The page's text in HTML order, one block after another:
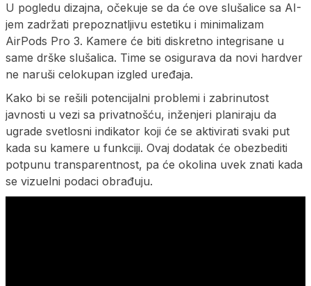
U pogledu dizajna, očekuje se da će ove slušalice sa AI-
jem zadržati prepoznatljivu estetiku i minimalizam
AirPods Pro 3. Kamere će biti diskretno integrisane u
same drške slušalica. Time se osigurava da novi hardver
ne naruši celokupan izgled uređaja.
Kako bi se rešili potencijalni problemi i zabrinutost
javnosti u vezi sa privatnošću, inženjeri planiraju da
ugrade svetlosni indikator koji će se aktivirati svaki put
kada su kamere u funkciji. Ovaj dodatak će obezbediti
potpunu transparentnost, pa će okolina uvek znati kada
se vizuelni podaci obrađuju.